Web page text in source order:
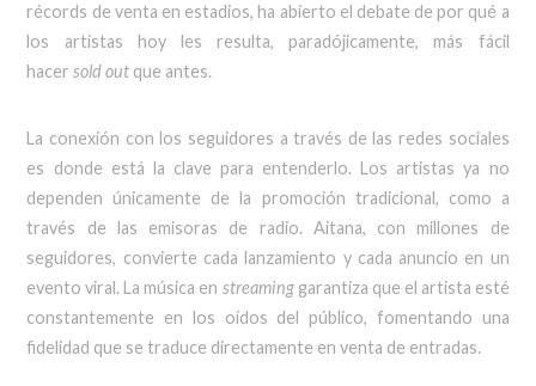
récords de venta en estadios, ha abierto el debate de por qué a
los artistas hoy les resulta, paradójicamente, más fácil
hacersold out que antes.
La conexión con los seguidores a través de las redes sociales
es donde está la clave para entenderlo. Los artistas ya no
dependen únicamente de la promoción tradicional, como a
través de las emisoras de radio. Aitana, con millones de
seguidores, convierte cada lanzamiento y cada anuncio en un
evento viral. La música en streaminggarantiza que el artista esté
constantemente en los oídos del público, fomentando una
fidelidad que se traduce directamente en venta de entradas.